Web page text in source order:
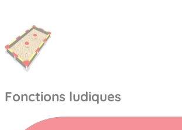
Fonctions ludiques